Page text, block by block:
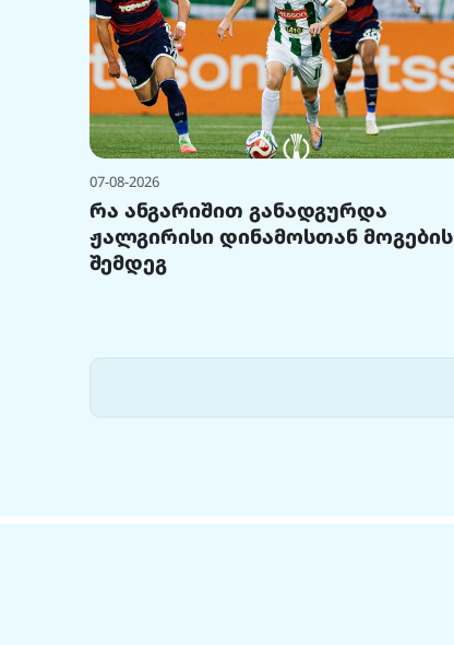
07-08-2026
რა ანგარიშით განადგურდა
ჟალგირისი დინამოსთან მოგების
შემდეგ